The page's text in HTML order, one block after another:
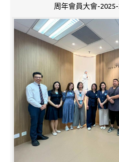
周年會員大會-